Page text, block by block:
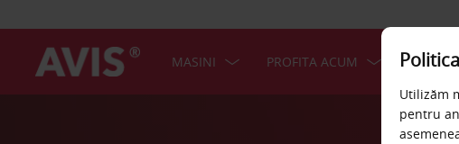
MASINI PROFITA ACUM LOCATII
Utilizăm
pentru